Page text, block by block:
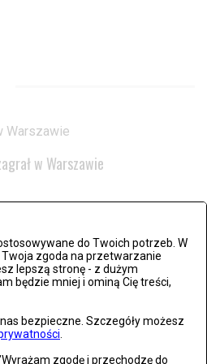
do Twoich potrzeb. W
zgoda na przetwarzanie
lepszą stronę - z dużym
będzie mniej i ominą Cię treści,
bezpieczne. Szczegóły możesz
zgodę i przechodzę do
w Warszawie
prasowa we wrocławskim